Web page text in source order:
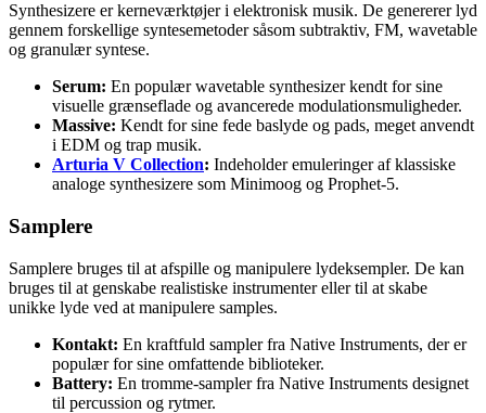
Synthesizere er kerneværktøjer i elektronisk musik. De genererer lyd
gennem forskellige syntesemetoder såsom subtraktiv, FM, wavetable
og granulær syntese.
Serum: En populær wavetable synthesizer kendt for sine
visuelle grænseflade og avancerede modulationsmuligheder.
Massive: Kendt for sine fede baslyde og pads, meget anvendt
i EDM og trap musik.
Arturia V Collection: Indeholder emuleringer af klassiske
analoge synthesizere som Minimoog og Prophet-5.
Samplere
Samplere bruges til at afspille og manipulere lydeksempler. De kan
bruges til at genskabe realistiske instrumenter eller til at skabe
unikke lyde ved at manipulere samples.
Kontakt: En kraftfuld sampler fra Native Instruments, der er
populær for sine omfattende biblioteker.
Battery: En tromme-sampler fra Native Instruments designet
til percussion og rytmer.